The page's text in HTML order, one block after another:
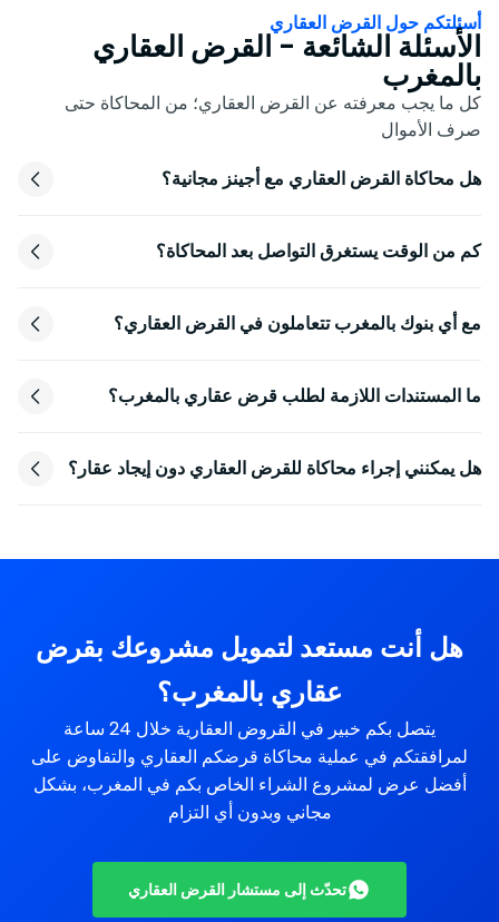
أسئلتكم حول القرض العقاري
الأسئلة الشائعة - القرض العقاري
بالمغرب
كل ما يجب معرفته عن القرض العقاري؛ من المحاكاة حتى
صرف الأموال
هل محاكاة القرض العقاري مع أجينز مجانية؟
كم من الوقت يستغرق التواصل بعد المحاكاة؟
مع أي بنوك بالمغرب تتعاملون في القرض العقاري؟
ما المستندات اللازمة لطلب قرض عقاري بالمغرب؟
هل يمكنني إجراء محاكاة للقرض العقاري دون إيجاد عقار؟
هل أنت مستعد لتمويل مشروعك بقرض
عقاري بالمغرب؟
يتصل بكم خبير في القروض العقارية خلال 24 ساعة
لمرافقتكم في عملية محاكاة قرضكم العقاري والتفاوض على
أفضل عرض لمشروع الشراء الخاص بكم في المغرب، بشكل
مجاني وبدون أي التزام
تحدّث إلى مستشار القرض العقاري